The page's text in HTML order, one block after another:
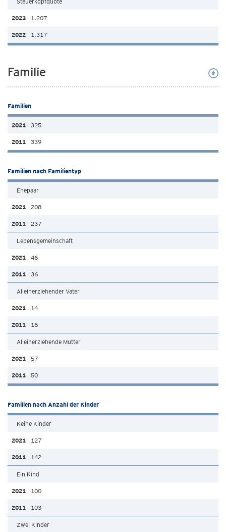
1.207
1.317
Familie
Familien
325
339
Familien nach Familientyp
Ehepaar
208
237
Lebensgemeinschaft
46
36
Alleinerziehender Vater
14
16
Alleinerziehende Mutter
57
50
Familien nach Anzahl der Kinder
Keine Kinder
127
142
Ein Kind
100
103
Zwei Kinder